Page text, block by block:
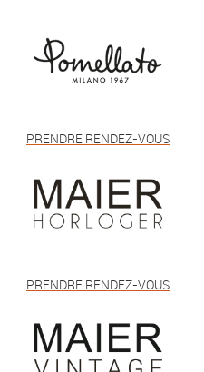
PRENDRE RENDEZ-VOUS
PRENDRE RENDEZ-VOUS